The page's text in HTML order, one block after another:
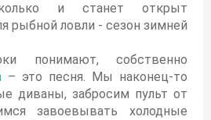
и станет открыт
рыбной ловли - сезон зимней
понимают, собственно
– это песня. Мы наконец-то
диваны, забросим пульт от
завоевывать холодные